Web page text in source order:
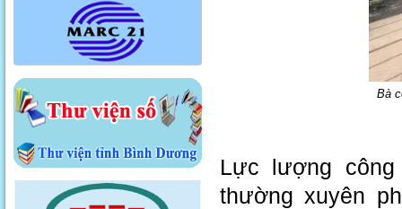
Bà
Lực lượng
thường xuyên